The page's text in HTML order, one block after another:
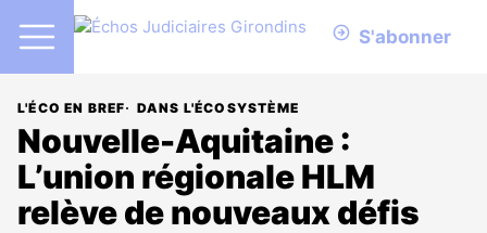
S'abonner
L'ÉCO EN BREF DANS L'ÉCOSYSTÈME
Nouvelle-Aquitaine :
L’union régionale HLM
relève de nouveaux défis